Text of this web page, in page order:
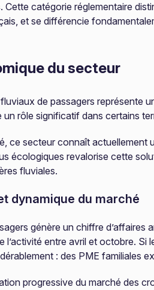
Cette catégorie réglementaire
et se différencie
du secteur
de passagers représente
rôle significatif dans certains
ce secteur connaît actuellement
écologiques revalorise cette
fluviales.
dynamique du marché
génère un chiffre d’affaires
entre avril et octobre. Si
: des PME familiales
progressive du marché des